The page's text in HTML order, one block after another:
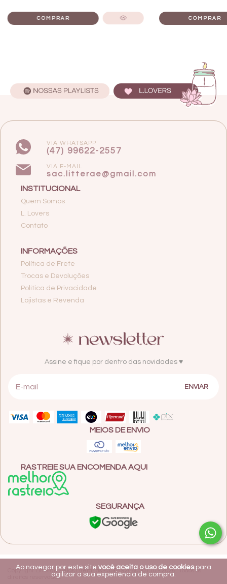
Ao navegar por este site você aceita o uso de cookiespara
agilizar a sua experiência de compra.
VIA WHATSAPP
(47) 99622-2557
VIA E-MAIL
sac.litterae@gmail.com
INSTITUCIONAL
Quem Somos
L. Lovers
Contato
INFORMAÇÕES
Política de Frete
Trocas e Devoluções
Política de Privacidade
Lojistas e Revenda
Assine e fique por dentro das novidades ♥
MEIOS DE ENVIO
RASTREIE SUA ENCOMENDA AQUI
SEGURANÇA
Copyright Litterae Velas Literárias - 35649208000110 - 2026. Todos os
direitos reservados.